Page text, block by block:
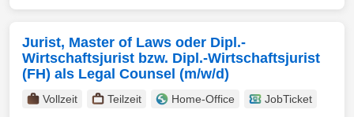
Jurist, Master of Laws oder Dipl.-
Wirtschaftsjurist bzw. Dipl.-Wirtschaftsjurist
(FH) als Legal Counsel (m/w/d)
Vollzeit Teilzeit Home-Office
JobTicket